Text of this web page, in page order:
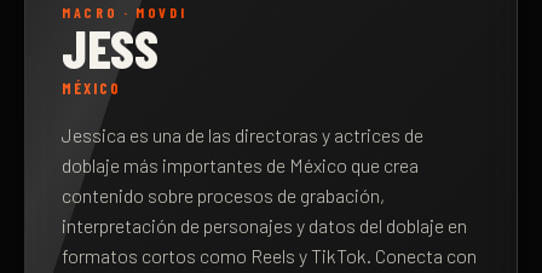
MACRO · MOVDI
JESS
MÉXICO
Jessica es una de las directoras y actrices de
doblaje más importantes de México que crea
contenido sobre procesos de grabación,
interpretación de personajes y datos del doblaje en
formatos cortos como Reels y TikTok. Conecta con